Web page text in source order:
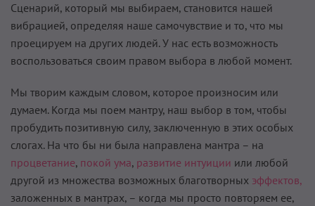
Сценарий, который мы выбираем, становится нашей
вибрацией, определяя наше самочувствие и то, что мы
проецируем на других людей. У нас есть возможность
воспользоваться своим правом выбора в любой момент.
Мы творим каждым словом, которое произносим или
думаем. Когда мы поем мантру, наш выбор в том, чтобы
пробудить позитивную силу, заключенную в этих особых
слогах. На что бы ни была направлена мантра – на
процветание, покой ума, развитие интуиции или любой
другой из множества возможных благотворных эффектов,
заложенных в мантрах, – когда мы просто повторяем ее,